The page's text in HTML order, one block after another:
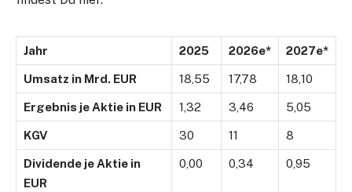
Jahr 2025 2026e* 2027e*
Umsatz in Mrd. EUR 18,55 17,78 18,10
Ergebnis je Aktie in EUR 1,32 3,46 5,05
KGV 30 11 8
Dividende je Aktie in
EUR
0,00 0,34 0,95